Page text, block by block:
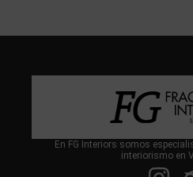
En FG Interiors somos
interiorismo en